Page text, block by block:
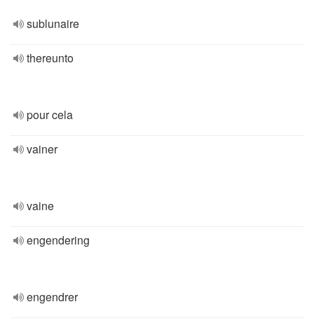
sublunaire
thereunto
pour cela
vainer
vaine
engendering
engendrer